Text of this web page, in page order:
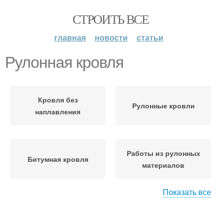
СТРОИТЬ ВСЕ
главная новости статьи
Рулонная кровля
Кровля без
наплавления
Рулонные кровли
Битумная кровля
Работы из рулонных
материалов
Показать все